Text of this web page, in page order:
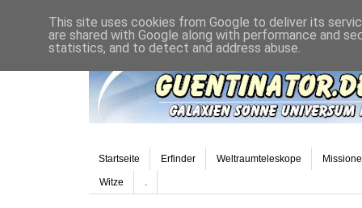
Startseite Erfinder Weltraumteleskope
Witze
This site uses cookies from Google to deliver its
are shared with Google along with performance and
statistics, and to detect and address abuse.